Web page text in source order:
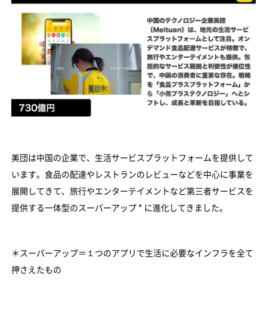
美団は中国の企業で、生活サービスプラットフォームを提供して
います。食品の配達やレストランのレビューなどを中心に事業を
展開してきて、旅行やエンターテイメントなど第三者サービスを
提供する一体型のスーパーアップ * に進化してきました。
＊スーパーアップ＝１つのアプリで生活に必要なインフラを全て
押さえたもの